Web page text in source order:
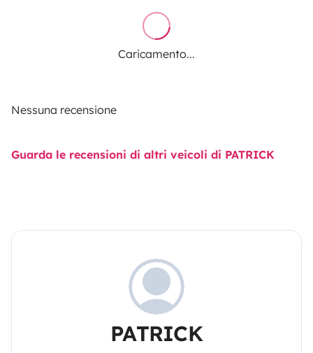
Caricamento...
Nessuna recensione
Guarda le recensioni di altri veicoli di PATRICK
PATRICK